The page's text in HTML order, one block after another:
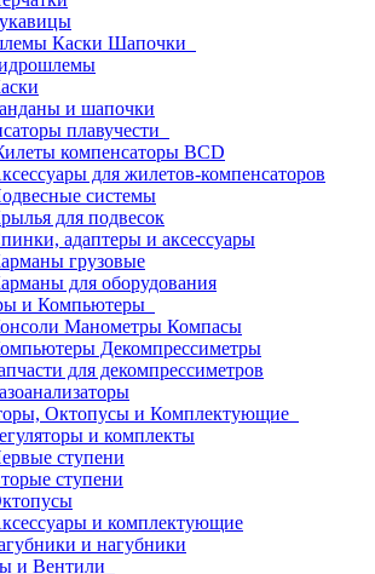
Каски Шапочки
и шапочки
плавучести
компенсаторы BCD
для жилетов-компенсаторов
системы
для подвесок
адаптеры и аксессуары
грузовые
для оборудования
и Компьютеры
Манометры Компасы
Декомпрессиметры
для декомпрессиметров
Октопусы и Комплектующие
и комплекты
ступени
ступени
и комплектующие
и нагубники
и Вентили